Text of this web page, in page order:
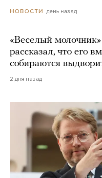
НОВОСТИ день назад
«Веселый
рассказал, что его
собираются
2 дня назад